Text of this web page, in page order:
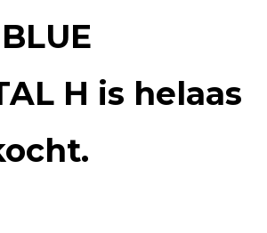
H is helaas